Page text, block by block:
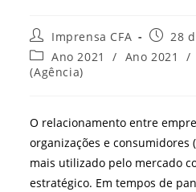
Autor
do
post:
Imprensa CFA
Post28
Categoria
do
Ano 2021 / Ano 2021 /
(Agência)
O relacionamento entre
organizações e consumidores
mais utilizado pelo mercado
estratégico. Em tempos de